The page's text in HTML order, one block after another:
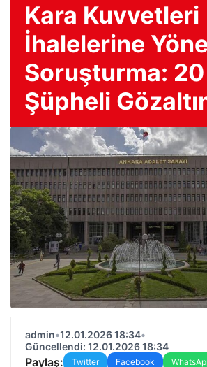
Kara Kuvvetleri
İhalelerine
Soruşturma: 20
Şüpheli
admin•12.01.2026 18:34•
Güncellendi: 12.01.2026 18:34
Paylaş: Twitter Facebook